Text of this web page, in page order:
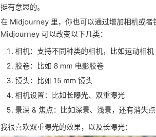
挺有意思的。
在 Midjourney 里，你也可以通过增加相机或者
Midjourney 可以改变以下几类：
相机：支持不同种类的相机，比如运动相
胶卷：比如 8 mm 电影胶卷
镜头：比如 15 mm 镜头
相机设置：比如长曝光、双重曝光
景深 & 焦点：比如深景、浅景，还有消失点
我很喜欢双重曝光的效果，以及长曝光：